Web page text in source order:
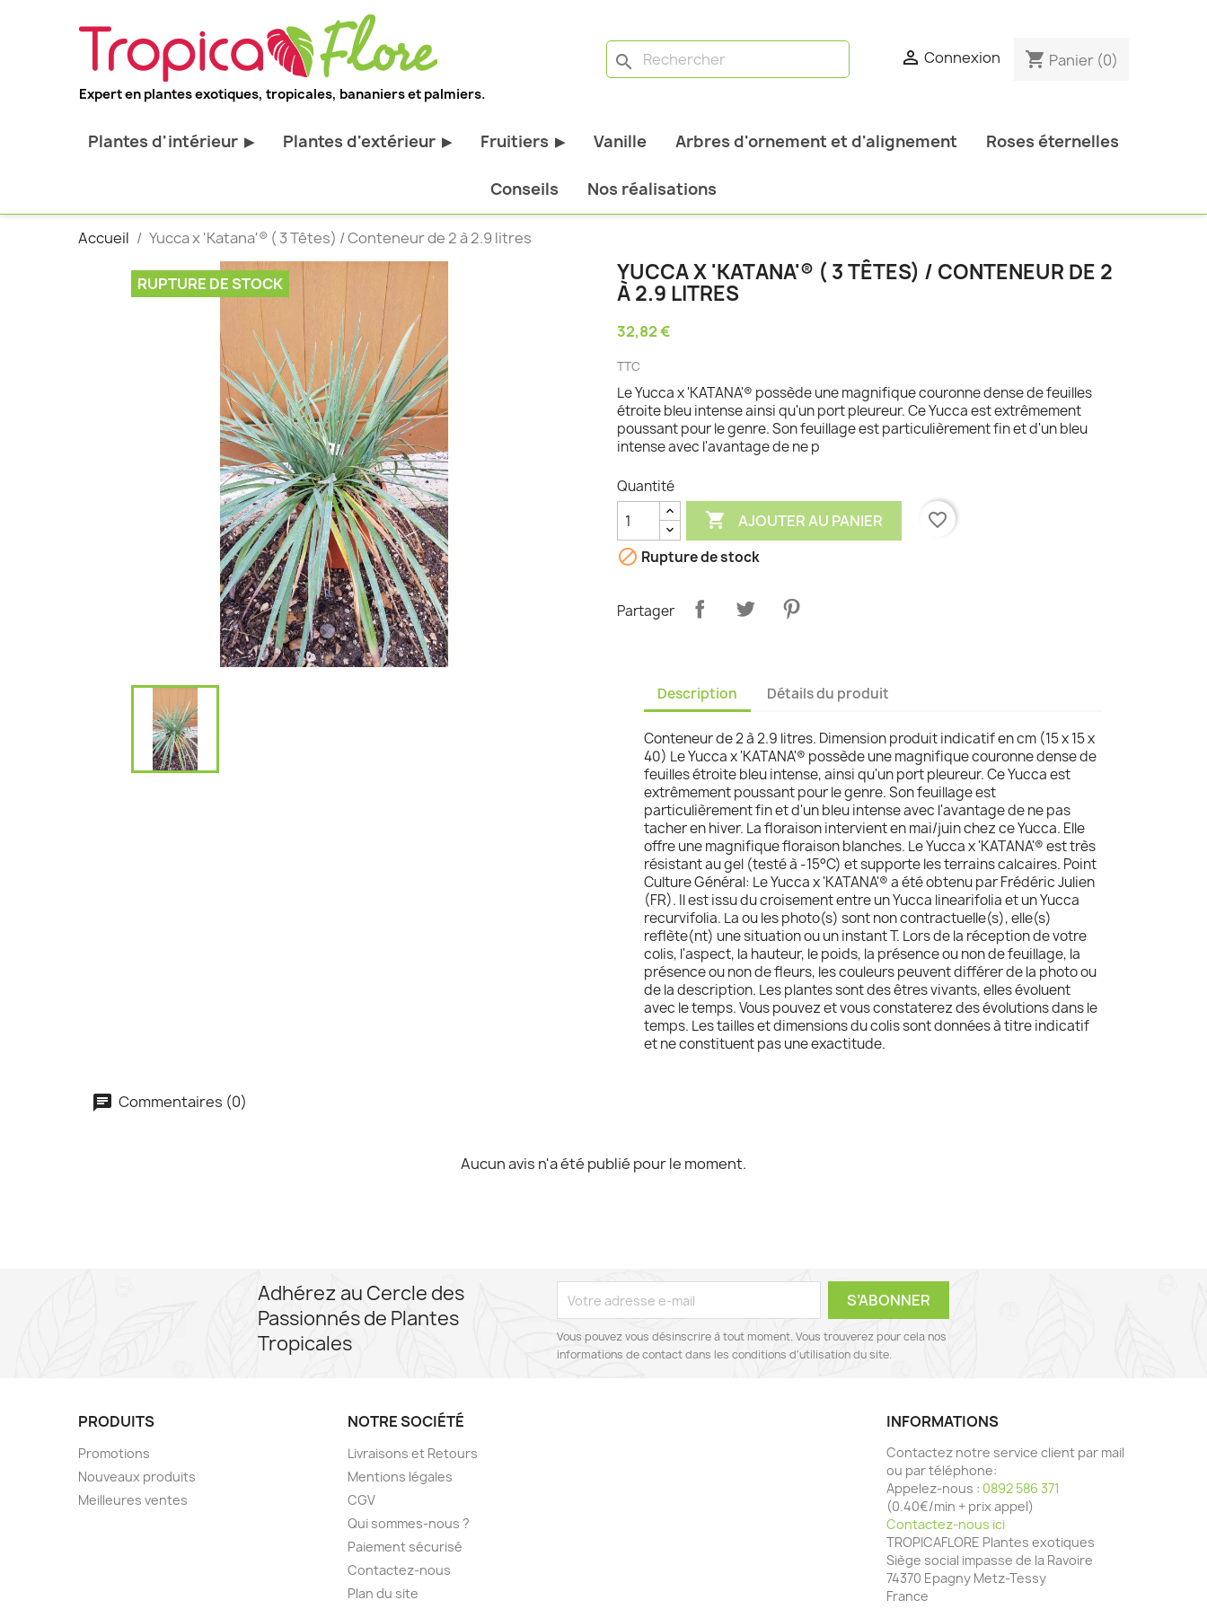
Expert en plantes exotiques, tropicales, bananiers et palmiers.
search  Connexion shopping_cart Panier (0)
Plantes d'intérieur ▶
Plantes pour bureau
Palmier d'intérieur
Cactus & Succulentes
Plantes d'extérieur ▶
Toutes les plantes d'extérieur
Bananiers rustiques
Palmiers rustiques
Orchidées rustiques
Plantes et arbustes à feuillage
décoratif
Plantes grimpantes
Fourgères
Bambous et graminées
Fruitiers ▶
Tous les fruitiers
Arbres et arbustes fruitiers
Agrumes
Vanille Arbres d'ornement et d'alignement Roses éternelles
Conseils Nos réalisations
Accueil Yucca x 'Katana'® ( 3 Têtes) / Conteneur de 2 à 2.9 litres
RUPTURE DE STOCK
YUCCA X 'KATANA'® ( 3 TÊTES) / CONTENEUR DE 2
À 2.9 LITRES
32,82 €
TTC
Le Yucca x 'KATANA'® possède une magnifique couronne dense de feuilles
étroite bleu intense ainsi qu'un port pleureur. Ce Yucca est extrêmement
poussant pour le genre. Son feuillage est particulièrement fin et d'un bleu
intense avec l'avantage de ne p
Quantité
 AJOUTER AU PANIER
favorite_border
 Rupture de stock
Partager
Description Détails du produit
Conteneur de 2 à 2.9 litres. Dimension produit indicatif en cm (15 x 15 x
40) Le Yucca x 'KATANA'® possède une magnifique couronne dense de
feuilles étroite bleu intense, ainsi qu'un port pleureur. Ce Yucca est
extrêmement poussant pour le genre. Son feuillage est
particulièrement fin et d'un bleu intense avec l'avantage de ne pas
tacher en hiver. La floraison intervient en mai/juin chez ce Yucca. Elle
offre une magnifique floraison blanches. Le Yucca x 'KATANA'® est très
résistant au gel (testé à -15°C) et supporte les terrains calcaires. Point
Culture Général: Le Yucca x 'KATANA'® a été obtenu par Frédéric Julien
(FR). Il est issu du croisement entre un Yucca linearifolia et un Yucca
recurvifolia. La ou les photo(s) sont non contractuelle(s), elle(s)
reflète(nt) une situation ou un instant T. Lors de la réception de votre
colis, l'aspect, la hauteur, le poids, la présence ou non de feuillage, la
présence ou non de fleurs, les couleurs peuvent différer de la photo ou
de la description. Les plantes sont des êtres vivants, elles évoluent
avec le temps. Vous pouvez et vous constaterez des évolutions dans le
temps. Les tailles et dimensions du colis sont données à titre indicatif
et ne constituent pas une exactitude.
Commentaires (0)
Aucun avis n'a été publié pour le moment.
Adhérez au Cercle des
Passionnés de Plantes
Tropicales
Vous pouvez vous désinscrire à tout moment. Vous trouverez pour cela nos
informations de contact dans les conditions d'utilisation du site.
PRODUITS
Promotions
Nouveaux produits
Meilleures ventes
NOTRE SOCIÉTÉ
Livraisons et Retours
Mentions légales
CGV
Qui sommes-nous ?
Paiement sécurisé
Contactez-nous
Plan du site
INFORMATIONS
Contactez notre service client par mail
ou par téléphone:
Appelez-nous : 0892 586 371
(0.40€/min + prix appel)
Contactez-nous ici
TROPICAFLORE Plantes exotiques
Siège social impasse de la Ravoire
74370 Epagny Metz-Tessy
France